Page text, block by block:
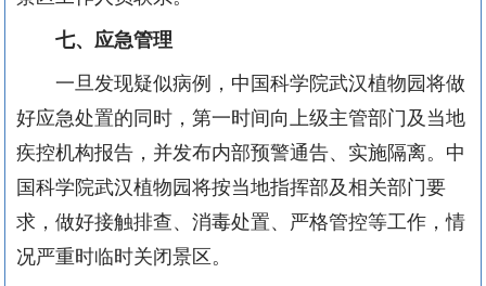
七、应急管理
一旦发现疑似病例，中国科学院武汉植物园将做
好应急处置的同时，第一时间向上级主管部门及当地
疾控机构报告，并发布内部预警通告、实施隔离。中
国科学院武汉植物园将按当地指挥部及相关部门要
求，做好接触排查、消毒处置、严格管控等工作，情
况严重时临时关闭景区。